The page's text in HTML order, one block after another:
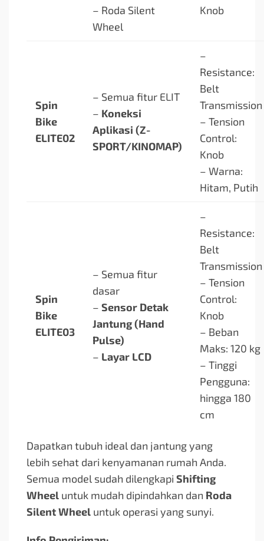
– Roda Silent
Wheel
Knob
Spin
Bike
ELITE02
– Semua fitur ELIT
– Koneksi
Aplikasi (Z-
SPORT/KINOMAP)
–
Resistance:
Belt
Transmission
– Tension
Control:
Knob
– Warna:
Hitam, Putih
Spin
Bike
ELITE03
– Semua fitur
dasar
– Sensor Detak
Jantung (Hand
Pulse)
– Layar LCD
–
Resistance:
Belt
Transmission
– Tension
Control:
Knob
– Beban
Maks: 120 kg
– Tinggi
Pengguna:
hingga 180
cm
Dapatkan tubuh ideal dan jantung yang
lebih sehat dari kenyamanan rumah Anda.
Semua model sudah dilengkapi Shifting
Wheel untuk mudah dipindahkan dan Roda
Silent Wheel untuk operasi yang sunyi.